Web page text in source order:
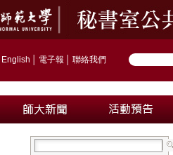
English 電子報 聯絡我們